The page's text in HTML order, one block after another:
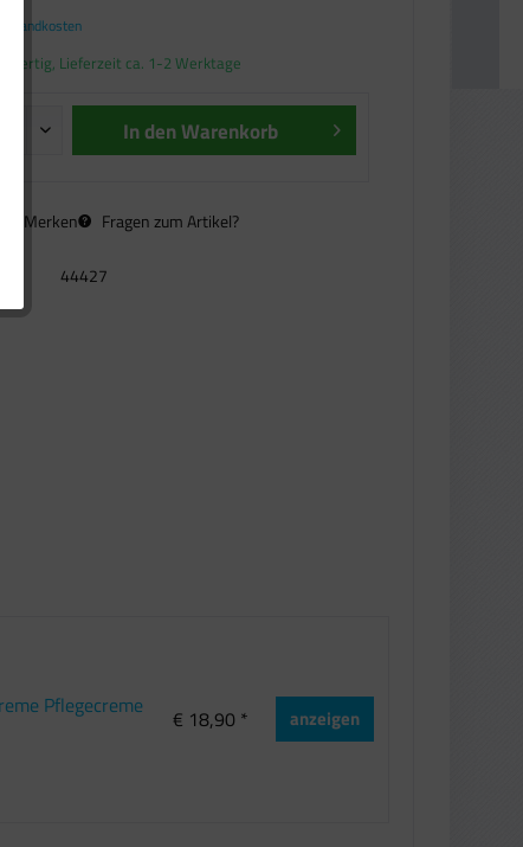
Lieferzeit ca. 1-2 Werktage
In denWarenkorb
Merken Fragen zum Artikel?
44427
Pflegecreme
€ 18,90 * anzeigen